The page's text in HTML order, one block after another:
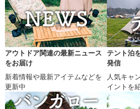
アウトドア関連の最新ニュース
をお届け
新着情報や最新アイテムなどを
更新中
テント泊
発信
人気キャ
イントを